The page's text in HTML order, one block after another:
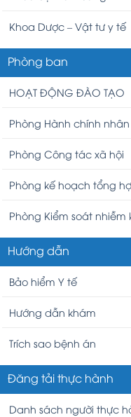
Khoa Dược – Vật tư y tế
Phòng ban
HOẠT ĐỘNG ĐÀO TẠO
Phòng Hành chính nhân
Phòng Công tác xã hội
Phòng kế hoạch tổng
Phòng Kiểm soát nhiễm
Hướng dẫn
Bảo hiểm Y tế
Hướng dẫn khám
Trích sao bệnh án
Đăng tải thực hành
Danh sách người thực